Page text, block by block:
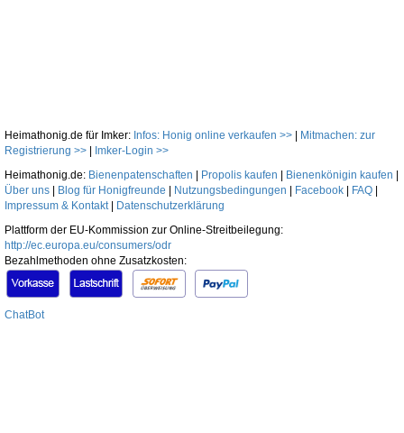
Heimathonig.de für Imker: Infos: Honig online verkaufen >>
Mitmachen: zur
Registrierung >>
Imker-Login >>
Heimathonig.de: Bienenpatenschaften Propolis kaufen Bienenkönigin kaufen
Über uns
Blog für Honigfreunde Nutzungsbedingungen Facebook FAQ
Impressum & Kontakt|
Datenschutzerklärung
Plattform der EU-Kommission zur Online-Streitbeilegung:
http://ec.europa.eu/consumers/odr
Bezahlmethoden ohne Zusatzkosten:
ChatBot